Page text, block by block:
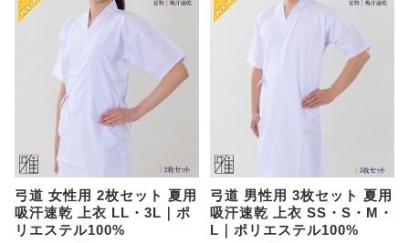
弓道 女性用 2枚セット 夏用
吸汗速乾 上衣 LL・3L｜ポ
リエステル100%
弓道 男性用 3枚セット 夏用
吸汗速乾 上衣 SS・S・M・
L｜ポリエステル100%